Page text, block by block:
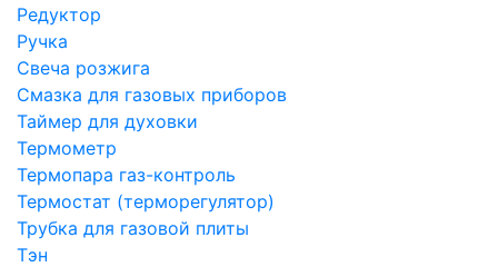
Редуктор
Ручка
Свеча розжига
Смазка для газовых приборов
Таймер для духовки
Термометр
Термопара газ-контроль
Термостат (терморегулятор)
Трубка для газовой плиты
Тэн